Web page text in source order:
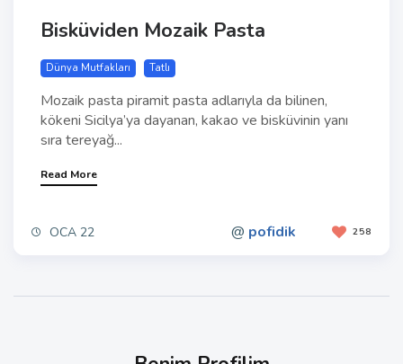
Bisküviden Mozaik Pasta
Dünya Mutfakları Tatlı
Mozaik pasta piramit pasta adlarıyla da bilinen,
kökeni Sicilya’ya dayanan, kakao ve bisküvinin yanı
sıra tereyağ...
Read More
OCA 22 258
@ pofidik